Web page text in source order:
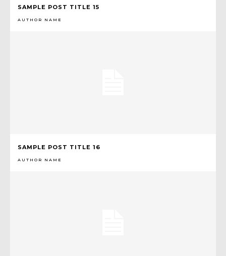
SAMPLE POST TITLE 15
AUTHOR NAME
SAMPLE POST TITLE 16
AUTHOR NAME